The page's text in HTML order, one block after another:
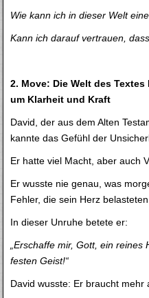
Wie kann ich in dieser Welt
Kann ich darauf vertrauen,
2. Move: Die Welt des
um Klarheit und Kraft
David, der aus dem Alten
kannte das Gefühl der
Er hatte viel Macht, aber auch
Er wusste nie genau, was
Fehler, die sein Herz belasteten.
In dieser Unruhe betete er:
„Erschaffe mir, Gott, ein
festen Geist!“
David wusste: Er braucht mehr